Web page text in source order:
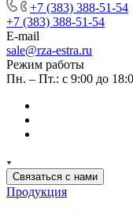
+7 (383) 388-51-54
+7 (383) 388-51-54
E-mail
sale@rza-estra.ru
Режим работы
Пн. – Пт.: с 9:00 до
Связаться с нами
Продукция